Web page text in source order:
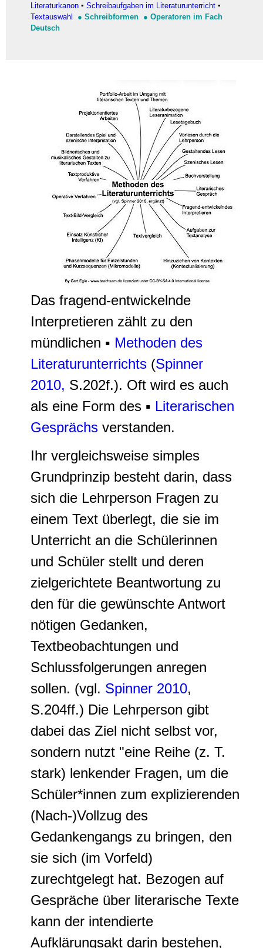
Literaturkanon ▪ Schreibaufgaben im Literaturunterricht ▪
Textauswahl
● Schreibformen ● Operatoren im Fach
Deutsch
Das fragend-entwickelnde
Interpretieren zählt zu den
mündlichen ▪ Methoden des
Literaturunterrichts (Spinner
2010, S.202f.). Oft wird es auch
als eine Form des ▪ Literarischen
Gesprächs verstanden.
Ihr vergleichsweise simples
Grundprinzip besteht darin, dass
sich die Lehrperson Fragen zu
einem Text überlegt, die sie im
Unterricht an die Schülerinnen
und Schüler stellt und deren
zielgerichtete Beantwortung zu
den für die gewünschte Antwort
nötigen Gedanken,
Textbeobachtungen und
Schlussfolgerungen anregen
sollen. (vgl. Spinner 2010,
S.204ff.) Die Lehrperson gibt
dabei das Ziel nicht selbst vor,
sondern nutzt "eine Reihe (z. T.
stark) lenkender Fragen, um die
Schüler*innen zum explizierenden
(Nach-)Vollzug des
Gedankengangs zu bringen, den
sie sich (im Vorfeld)
zurechtgelegt hat. Bezogen auf
Gespräche über literarische Texte
kann der intendierte
Aufklärungsakt darin bestehen,